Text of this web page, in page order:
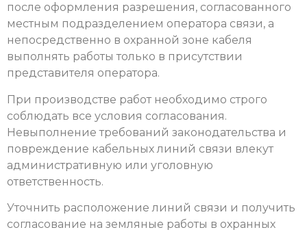
после оформления разрешения, согласованного
местным подразделением оператора связи, а
непосредственно в охранной зоне кабеля
выполнять работы только в присутствии
представителя оператора.
При производстве работ необходимо строго
соблюдать все условия согласования.
Невыполнение требований законодательства и
повреждение кабельных линий связи влекут
административную или уголовную
ответственность.
Уточнить расположение линий связи и получить
согласование на земляные работы в охранных